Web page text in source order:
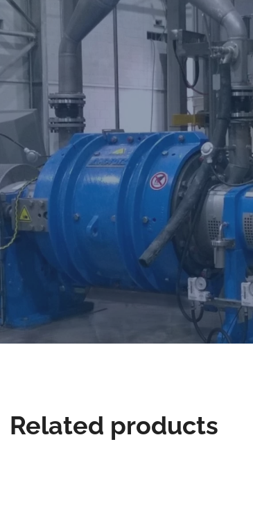
Related products